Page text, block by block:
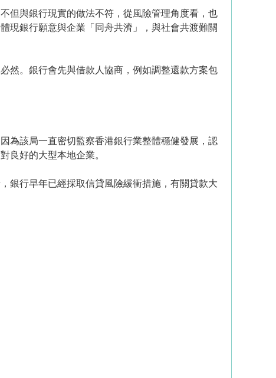
但與銀行現實的做法不符，從風險管理角度看，也
現銀行願意與企業「同舟共濟」，與社會共渡難關
然。銀行會先與借款人協商，例如調整還款方案包
為該局一直密切監察香港銀行業整體穩健發展，認
良好的大型本地企業。
銀行早年已經採取信貸風險緩衝措施，有關貸款大